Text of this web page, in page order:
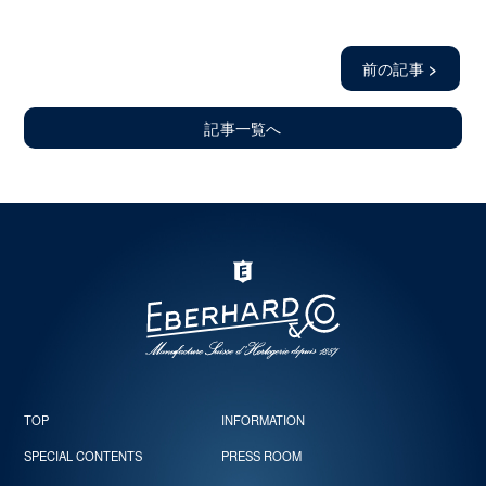
前の記事 >
記事一覧へ
TOP INFORMATION
SPECIAL CONTENTS PRESS ROOM